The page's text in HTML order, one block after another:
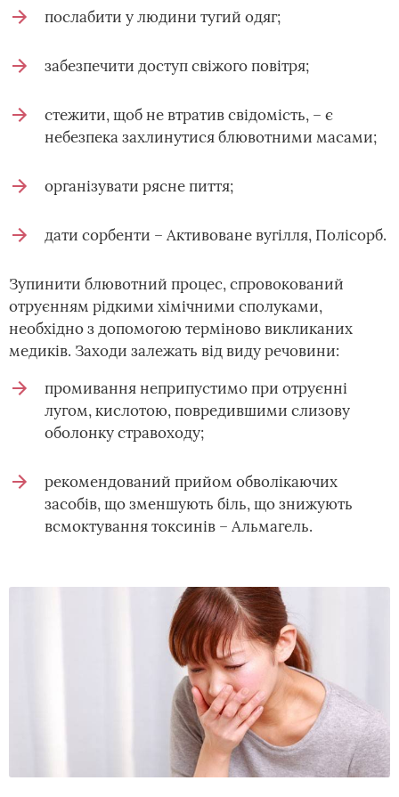
послабити у людини тугий одяг;
забезпечити доступ свіжого повітря;
стежити, щоб не втратив свідомість, – є
небезпека захлинутися блювотними масами;
організувати рясне пиття;
дати сорбенти – Активоване вугілля, Полісорб.
Зупинити блювотний процес, спровокований
отруєнням рідкими хімічними сполуками,
необхідно з допомогою терміново викликаних
медиків. Заходи залежать від виду речовини:
промивання неприпустимо при отруєнні
лугом, кислотою, повредившими слизову
оболонку стравоходу;
рекомендований прийом обволікаючих
засобів, що зменшують біль, що знижують
всмоктування токсинів – Альмагель.